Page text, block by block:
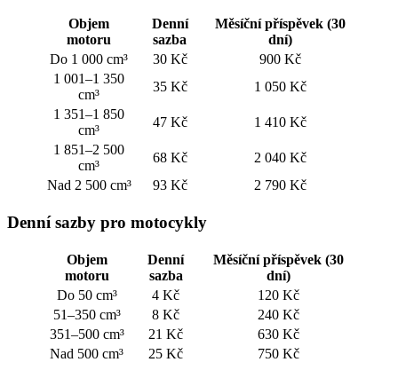
Objem
motoru
Denní
sazba
Měsíční příspěvek (30
dní)
Do 1 000 cm³
30 Kč
900 Kč
1 001–1 350
cm³
35 Kč
1 050 Kč
1 351–1 850
cm³
47 Kč
1 410 Kč
1 851–2 500
cm³
68 Kč
2 040 Kč
Nad 2 500 cm³
93 Kč 2 790 Kč
Denní sazby pro motocykly
Objem
motoru
Denní
sazba
Měsíční příspěvek (30
dní)
Do 50 cm³
4 Kč
120 Kč
51–350 cm³
8 Kč
240 Kč
351–500 cm³
21 Kč
630 Kč
Nad 500 cm³
25 Kč 750 Kč